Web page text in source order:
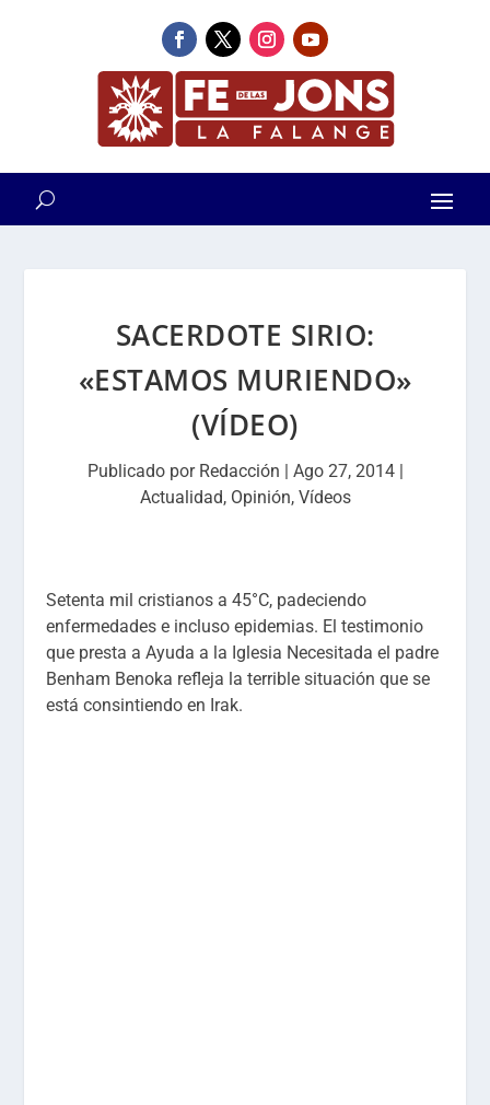
SACERDOTE SIRIO:
«ESTAMOS MURIENDO»
(VÍDEO)
Publicado por Redacción | Ago 27, 2014|
Actualidad, Opinión, Vídeos
Setenta mil cristianos a 45°C, padeciendo
enfermedades e incluso epidemias. El testimonio
que presta a Ayuda a la Iglesia Necesitada el padre
Benham Benoka refleja la terrible situación que se
está consintiendo en Irak.